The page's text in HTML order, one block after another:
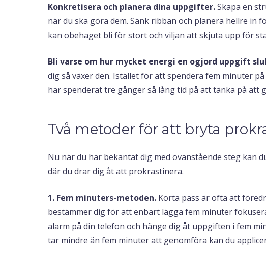
Konkretisera och planera dina uppgifter.Skapa en
när du ska göra dem. Sänk ribban och planera hellre in
kan obehaget bli för stort och viljan att skjuta upp för
Bli varse om hur mycket energi en ogjord uppgift
dig så växer den. Istället för att spendera fem minuter
har spenderat tre gånger så lång tid på att tänka på att
Två metoder för att bryta
Nu när du har bekantat dig med ovanstående steg kan
där du drar dig åt att prokrastinera.
1. Fem minuters-metoden. Korta pass är ofta att
bestämmer dig för att enbart lägga fem minuter
alarm på din telefon och hänge dig åt uppgiften i fem
tar mindre än fem minuter att genomföra kan du